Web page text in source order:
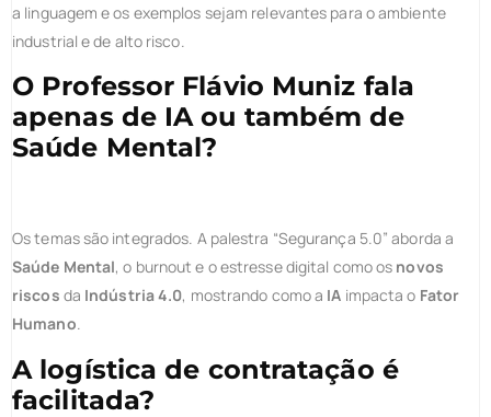
a linguagem e os exemplos sejam relevantes para o ambiente
industrial e de alto risco.
O Professor Flávio Muniz fala
apenas de IA ou também de
Saúde Mental?
Os temas são integrados. A palestra “Segurança 5.0” aborda a
Saúde Mental, o burnout e o estresse digital como os novos
riscos da Indústria 4.0, mostrando como a IA impacta o Fator
Humano.
A logística de contratação é
facilitada?